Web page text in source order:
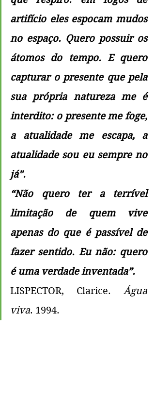
artifício eles espocam mudos
no espaço. Quero possuir os
átomos do tempo. E quero
capturar o presente que pela
sua própria natureza me é
interdito: o presente me foge,
a atualidade me escapa, a
atualidade sou eu sempre no
já”.
“Não quero ter a terrível
limitação de quem vive
apenas do que é passível de
fazer sentido. Eu não: quero
é uma verdade inventada”.
LISPECTOR, Clarice. Água
viva. 1994.